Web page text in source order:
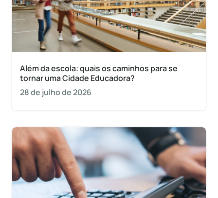
Além da escola: quais os caminhos para se
tornar uma Cidade Educadora?
28 de julho de 2026